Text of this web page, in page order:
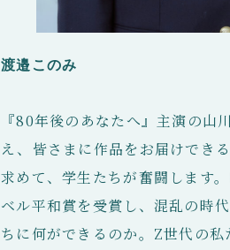
渡邉このみ
『80年後のあなたへ』主演の
え、皆さまに作品をお届けでき
求めて、学生たちが奮闘します
ベル平和賞を受賞し、混乱の時
ちに何ができるのか。Z世代の